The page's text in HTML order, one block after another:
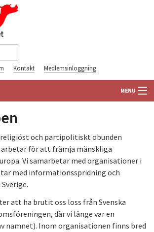
Kontakt Medlemsinloggning
MENU
och partipolitiskt obunden
för att främja mänskliga
Vi samarbetar med organisationer i
med informationsspridning och
att ha brutit oss loss från Svenska
där vi länge var en
namnet). Inom organisationen finns bred